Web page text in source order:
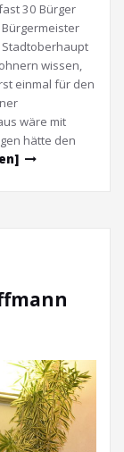
30 Bürger
Stadtoberhaupt
wissen,
einmal für den
wäre mit
hätte den